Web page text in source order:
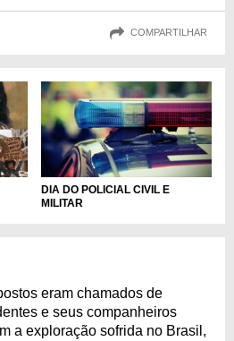
COMPARTILHAR
DIA DO POLICIAL CIVIL E
MILITAR
eram chamados de
e seus companheiros
a exploração sofrida no Brasil,